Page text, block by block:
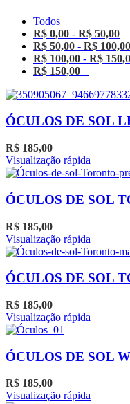
Todos
R$ 0,00 - R$ 50,00
R$ 50,00 - R$ 100,00
R$ 100,00 - R$
R$ 150,00 +
ÓCULOS DE SOL
R$ 185,00
Visualização rápida
ÓCULOS DE SOL
R$ 185,00
Visualização rápida
ÓCULOS DE SOL
R$ 185,00
Visualização rápida
ÓCULOS DE SOL
R$ 185,00
Visualização rápida